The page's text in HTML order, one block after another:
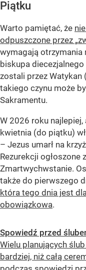
Piątku
Warto pamiętać, że
odpuszczone przez
wymagają otrzymania
biskupa
zostali przez Watykan
takiego czynu może
Sakramentu.
W 2026 roku
kwietnia (do piątku)
– Jezus umarł na
Rezurekcji ogłoszone
Zmartwychwstanie.
także do pierwszego
która tego dnia jest
obowiązkowa.
Spowiedź przed
Wielu planujących
bardziej, niż całą